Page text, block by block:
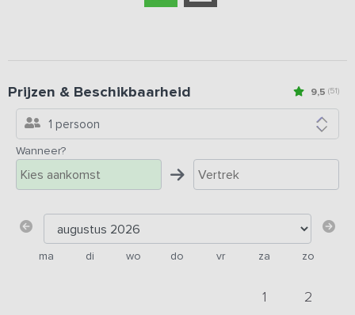
9,5 (51)
Prijzen & Beschikbaarheid
1 persoon
Wanneer?
ma di wo do vr za zo
1 2